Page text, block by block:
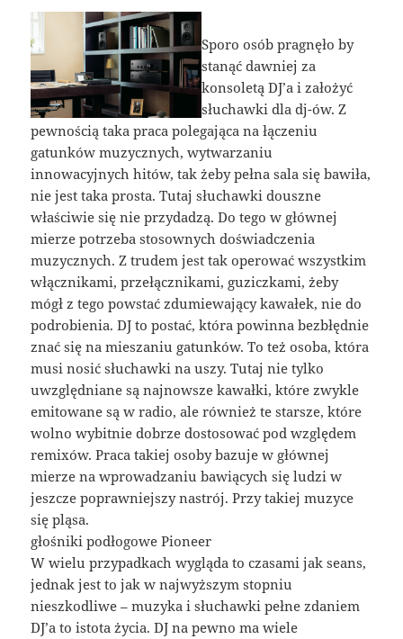
Sporo osób pragnęło by
stanąć dawniej za
konsoletą DJ’a i założyć
słuchawki dla dj-ów. Z
pewnością taka praca polegająca na łączeniu
gatunków muzycznych, wytwarzaniu
innowacyjnych hitów, tak żeby pełna sala się bawiła,
nie jest taka prosta. Tutaj słuchawki douszne
właściwie się nie przydadzą. Do tego w głównej
mierze potrzeba stosownych doświadczenia
muzycznych. Z trudem jest tak operować wszystkim
włącznikami, przełącznikami, guziczkami, żeby
mógł z tego powstać zdumiewający kawałek, nie do
podrobienia. DJ to postać, która powinna bezbłędnie
znać się na mieszaniu gatunków. To też osoba, która
musi nosić słuchawki na uszy. Tutaj nie tylko
uwzględniane są najnowsze kawałki, które zwykle
emitowane są w radio, ale również te starsze, które
wolno wybitnie dobrze dostosować pod względem
remixów. Praca takiej osoby bazuje w głównej
mierze na wprowadzaniu bawiących się ludzi w
jeszcze poprawniejszy nastrój. Przy takiej muzyce
się pląsa.
głośniki podłogowe Pioneer
W wielu przypadkach wygląda to czasami jak seans,
jednak jest to jak w najwyższym stopniu
nieszkodliwe – muzyka i słuchawki pełne zdaniem
DJ’a to istota życia. DJ na pewno ma wiele